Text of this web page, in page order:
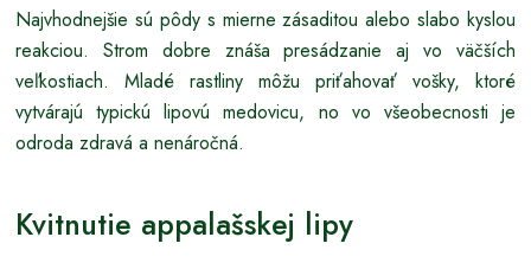
Najvhodnejšie sú pôdy s mierne zásaditou alebo slabo kyslou
reakciou. Strom dobre znáša presádzanie aj vo väčších
veľkostiach. Mladé rastliny môžu priťahovať vošky, ktoré
vytvárajú typickú lipovú medovicu, no vo všeobecnosti je
odroda zdravá a nenáročná.
Kvitnutie appalašskej lipy